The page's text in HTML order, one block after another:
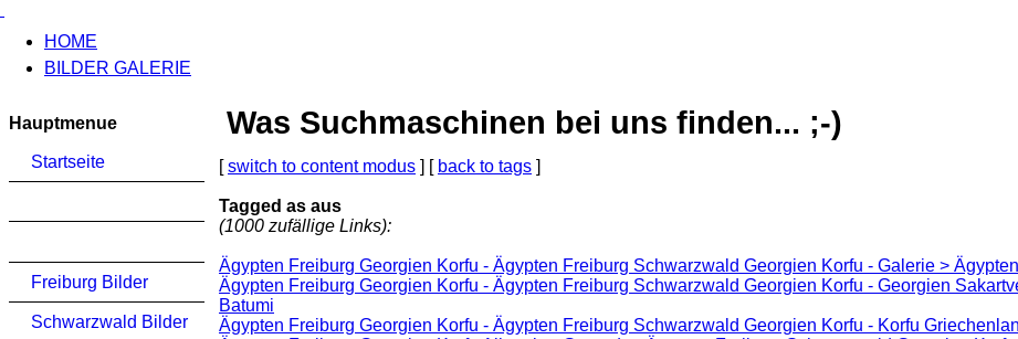
HOME
BILDER GALERIE
Hauptmenue
Startseite
Freiburg Bilder
Schwarzwald Bilder
Was Suchmaschinen bei uns finden... ;-)
[switch to content modus ] [ back to tags ]
Tagged as aus
(1000 zufällige Links):
Ägypten Freiburg Georgien Korfu - Ägypten Freiburg Schwarzwald Georgien Korfu - Galerie >
Ägypten Freiburg Georgien Korfu - Ägypten Freiburg Schwarzwald Georgien Korfu - Georgien
Batumi
Ägypten Freiburg Georgien Korfu - Ägypten Freiburg Schwarzwald Georgien Korfu - Korfu